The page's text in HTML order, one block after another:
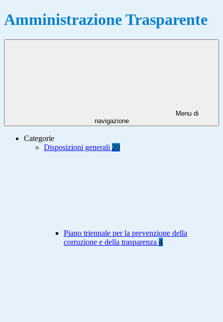
Amministrazione Trasparente
Menu di
navigazione
Categorie
Disposizioni generali 20
Piano triennale per la prevenzione della
corruzione e della trasparenza 4